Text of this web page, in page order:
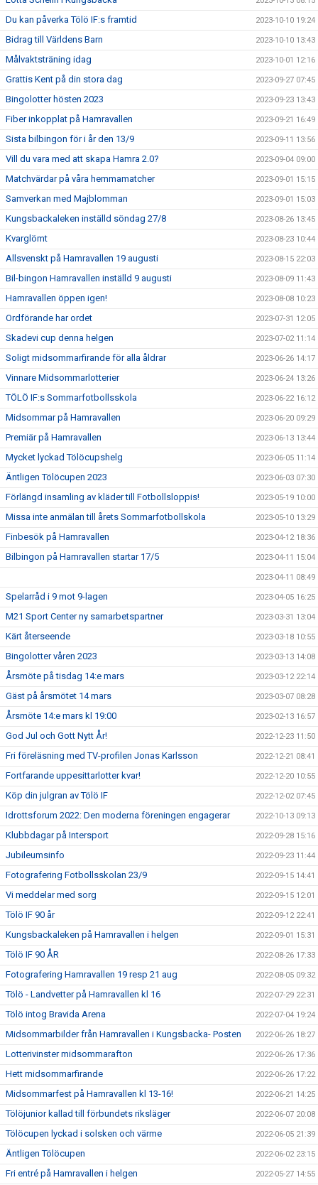
Du kan påverka Tölö IF:s framtid 2023-10-10 19:24
Bidrag till Världens Barn 2023-10-10 13:43
Målvaktsträning idag 2023-10-01 12:16
Grattis Kent på din stora dag 2023-09-27 07:45
Bingolotter hösten 2023 2023-09-23 13:43
Fiber inkopplat på Hamravallen 2023-09-21 16:49
Sista bilbingon för i år den 13/9 2023-09-11 13:56
Vill du vara med att skapa Hamra 2.0? 2023-09-04 09:00
Matchvärdar på våra hemmamatcher 2023-09-01 15:15
Samverkan med Majblomman 2023-09-01 15:03
Kungsbackaleken inställd söndag 27/8 2023-08-26 13:45
Kvarglömt 2023-08-23 10:44
Allsvenskt på Hamravallen 19 augusti 2023-08-15 22:03
Bil-bingon Hamravallen inställd 9 augusti 2023-08-09 11:43
Hamravallen öppen igen! 2023-08-08 10:23
Ordförande har ordet 2023-07-31 12:05
Skadevi cup denna helgen 2023-07-02 11:14
Soligt midsommarfirande för alla åldrar 2023-06-26 14:17
Vinnare Midsommarlotterier 2023-06-24 13:26
TÖLÖ IF:s Sommarfotbollsskola 2023-06-22 16:12
Midsommar på Hamravallen 2023-06-20 09:29
Premiär på Hamravallen 2023-06-13 13:44
Mycket lyckad Tölöcupshelg 2023-06-05 11:14
Äntligen Tölöcupen 2023 2023-06-03 07:30
Förlängd insamling av kläder till Fotbollsloppis! 2023-05-19 10:00
Missa inte anmälan till årets Sommarfotbollskola 2023-05-10 13:29
Finbesök på Hamravallen 2023-04-12 18:36
Bilbingon på Hamravallen startar 17/5 2023-04-11 15:04
2023-04-11 08:49
Spelarråd i 9 mot 9-lagen 2023-04-05 16:25
M21 Sport Center ny samarbetspartner 2023-03-31 13:04
Kärt återseende 2023-03-18 10:55
Bingolotter våren 2023 2023-03-13 14:08
Årsmöte på tisdag 14:e mars 2023-03-12 22:14
Gäst på årsmötet 14 mars 2023-03-07 08:28
Årsmöte 14:e mars kl 19:00 2023-02-13 16:57
God Jul och Gott Nytt År! 2022-12-23 11:50
Fri föreläsning med TV-profilen Jonas Karlsson 2022-12-21 08:41
Fortfarande uppesittarlotter kvar! 2022-12-20 10:55
Köp din julgran av Tölö IF 2022-12-02 07:45
Idrottsforum 2022: Den moderna föreningen engagerar 2022-10-13 09:13
Klubbdagar på Intersport 2022-09-28 15:16
Jubileumsinfo 2022-09-23 11:44
Fotografering Fotbollsskolan 23/9 2022-09-15 14:41
Vi meddelar med sorg 2022-09-15 12:01
Tölö IF 90 år 2022-09-12 22:41
Kungsbackaleken på Hamravallen i helgen 2022-09-01 15:31
Tölö IF 90 ÅR 2022-08-26 17:33
Fotografering Hamravallen 19 resp 21 aug 2022-08-05 09:32
Tölö - Landvetter på Hamravallen kl 16 2022-07-29 22:31
Tölö intog Bravida Arena 2022-07-04 19:24
Midsommarbilder från Hamravallen i Kungsbacka- Posten 2022-06-26 18:27
Lotterivinster midsommarafton 2022-06-26 17:36
Hett midsommarfirande 2022-06-26 17:22
Midsommarfest på Hamravallen kl 13-16! 2022-06-21 14:25
Tölöjunior kallad till förbundets riksläger 2022-06-07 20:08
Tölöcupen lyckad i solsken och värme 2022-06-05 21:39
Äntligen Tölöcupen 2022-06-02 23:15
Fri entré på Hamravallen i helgen 2022-05-27 14:55